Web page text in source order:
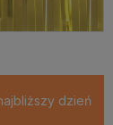
dzień